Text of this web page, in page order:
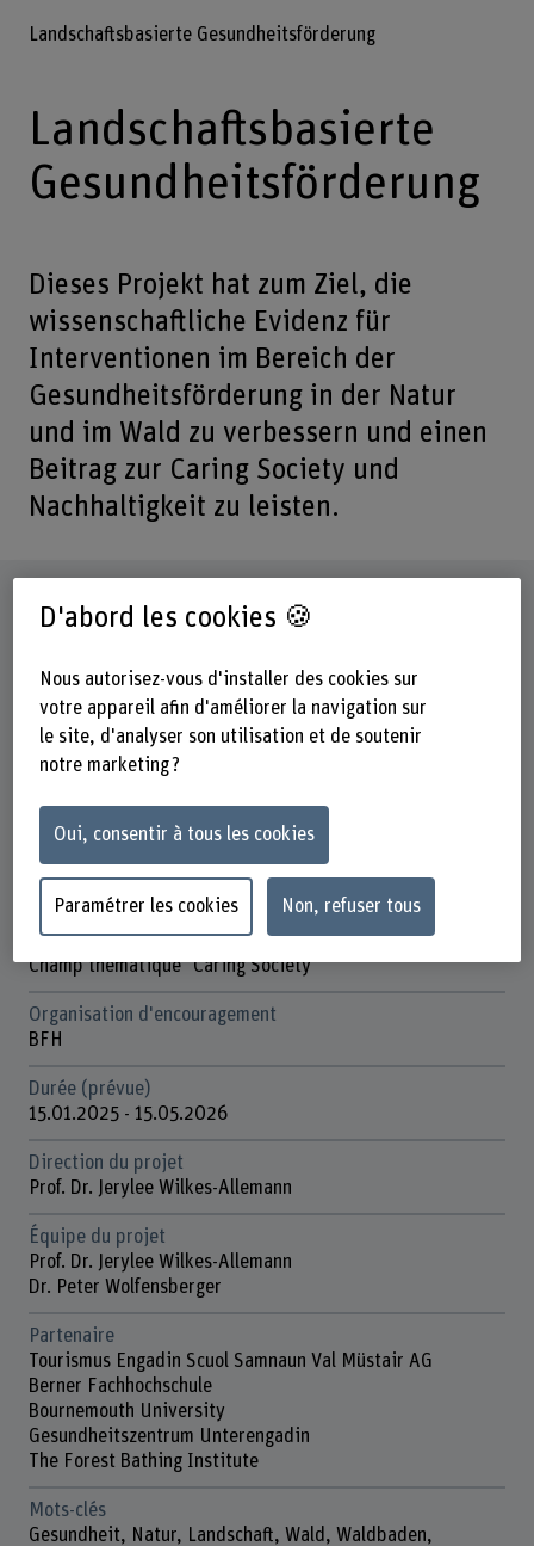
Landschaftsbasierte Gesundheitsförderung
Landschaftsbasierte
Gesundheitsförderung
Dieses Projekt hat zum Ziel, die
wissenschaftliche Evidenz für
Interventionen im Bereich der
Gesundheitsförderung in der Natur
und im Wald zu verbessern und einen
Beitrag zur Caring Society und
Nachhaltigkeit zu leisten.
Fiche signalétique
Départements participants
Haute école des sciences agronomiques, forestières et
alimentaires
Unité(s) de recherche
Politique forestière et gestion forestière internationale
Champ thématique stratégique
Champ thématique "Caring Society"
Organisation d'encouragement
BFH
Durée (prévue)
15.01.2025 - 15.05.2026
Direction du projet
Prof. Dr. Jerylee Wilkes-Allemann
Équipe du projet
Prof. Dr. Jerylee Wilkes-Allemann
Dr. Peter Wolfensberger
Partenaire
Tourismus Engadin Scuol Samnaun Val Müstair AG
Berner Fachhochschule
Bournemouth University
Gesundheitszentrum Unterengadin
The Forest Bathing Institute
Mots-clés
Gesundheit, Natur, Landschaft, Wald, Waldbaden,
D'abord les cookies 🍪
Nous autorisez-vous d'installer des cookies sur
votre appareil afin d'améliorer la navigation sur
le site, d'analyser son utilisation et de soutenir
notre marketing ?
Oui, consentir à tous les cookies
Paramétrer les cookies Non, refuser tous